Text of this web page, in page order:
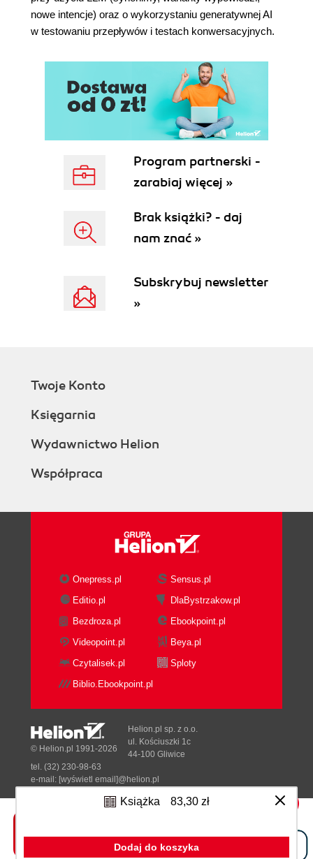
4.3.1. Ocena tradycyjnego rozwiązania
AI (opartego na klasyfikacji)
4.3.2. Ocena rozwiązania opartego na
4.4. Pozyskiwanie i przygotowanie danych
testowych z dzienników
4.4.1. Pozyskiwanie dzienników
produkcyjnych
4.4.2. Wytyczne do identyfikacji
kandydatów na wypowiedzi testowe
4.4.3. Przygotowanie i oczyszczanie
danych do wykorzystania w
4.4.4. Proces adnotacji
4.5. Co mówią nam dane?
adnotacjami dla tradycyjnej sztucznej
inteligencji (opartej na klasyfikacji)
4.5.2. Interpretacja opisanych dzienników
5. Poprawianie słabego rozumienia tradycyjnych
sztucznych inteligencji
5.1.1. Identyfikacja problematycznych
wypowiedziach
5.1.3. Od czego zacząć: identyfikacja
5.2. Rozwiązywanie problemu "dopasowano
5.2.1. Poprawa skuteczności
rozpoznawania jednej intencji
5.2.3. Poprawa wskaźnika F1 dla jednej
intencji
5.2.4. Poprawa precyzji i czułości dla
rozpoznano intencji"
5.3.1. Grupowanie wypowiedzi dla
nowych intencji
5.3.2. Kiedy przestać dodawać intencje?
5.4. Wzbogacanie tradycyjnej sztucznej
inteligencji o treści generatywne
5.4.1. Łączenie tradycyjnej i
celu obsługi intencji
nowe intencje) oraz o wykorzystaniu generatywnej AI
w testowaniu przepływów i testach konwersacyjnych.
Książka 83,30 zł
Dodaj do koszyka
Program partnerski -
zarabiaj więcej »
Brak książki? - daj
nam znać »
Subskrybuj newsletter
»
Twoje Konto
Księgarnia
Wydawnictwo Helion
Współpraca
Onepress.pl
Sensus.pl
Editio.pl
DlaBystrzakow.pl
Bezdroza.pl
Ebookpoint.pl
Videopoint.pl
Beya.pl
Czytalisek.pl
Sploty
Biblio.Ebookpoint.pl
© Helion.pl 1991-2026
Helion.pl sp. z o.o.
ul. Kościuszki 1c
44-100 Gliwice
tel. (32) 230-98-63
e-mail: [wyświetl email]@helion.pl
Regon: 241989027